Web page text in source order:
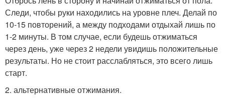
Следи, чтобы руки находились на уровне плеч. Делай по
10-15 повторений, а между подходами отдыхай лишь по
1-2 минуты. В том случае, если будешь отжиматься
через день, уже через 2 недели увидишь положительные
результаты. Но не стоит расслабляться, это всего лишь
старт.
2. альтернативные отжимания.